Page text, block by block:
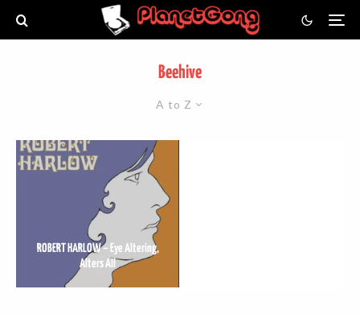
Beehive
A to Z
ROBERT HARLOW – Eye Altering,
Alters All